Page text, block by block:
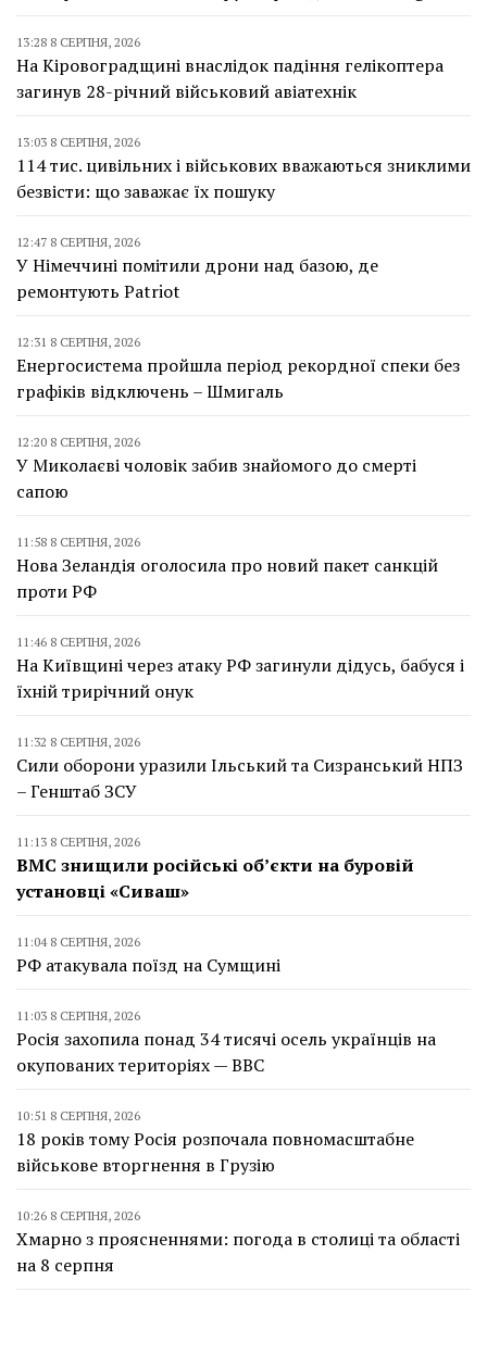
13:28 8 СЕРПНЯ, 2026
На Кіровоградщині внаслідок падіння гелікоптера
загинув 28-річний військовий авіатехнік
13:03 8 СЕРПНЯ, 2026
114 тис. цивільних і військових вважаються зниклими
безвісти: що заважає їх пошуку
12:47 8 СЕРПНЯ, 2026
У Німеччині помітили дрони над базою, де
ремонтують Patriot
12:31 8 СЕРПНЯ, 2026
Енергосистема пройшла період рекордної спеки без
графіків відключень – Шмигаль
12:20 8 СЕРПНЯ, 2026
У Миколаєві чоловік забив знайомого до смерті
сапою
11:58 8 СЕРПНЯ, 2026
Нова Зеландія оголосила про новий пакет санкцій
проти РФ
11:46 8 СЕРПНЯ, 2026
На Київщині через атаку РФ загинули дідусь, бабуся і
їхній трирічний онук
11:32 8 СЕРПНЯ, 2026
Сили оборони уразили Ільський та Сизранський НПЗ
– Генштаб ЗСУ
11:13 8 СЕРПНЯ, 2026
ВМС знищили російські об’єкти на буровій
установці «Сиваш»
11:04 8 СЕРПНЯ, 2026
РФ атакувала поїзд на Сумщині
11:03 8 СЕРПНЯ, 2026
Росія захопила понад 34 тисячі осель українців на
окупованих територіях — BBC
10:51 8 СЕРПНЯ, 2026
18 років тому Росія розпочала повномасштабне
військове вторгнення в Грузію
10:26 8 СЕРПНЯ, 2026
Хмарно з проясненнями: погода в столиці та області
на 8 серпня